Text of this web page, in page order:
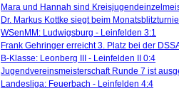
Mara und Hannah sind
Dr. Markus Kottke siegt beim
WSenMM: Ludwigsburg - Leinfelden 3:1
Frank Gehringer erreicht 3. Platz bei der
B-Klasse: Leonberg III - Leinfelden II 0:4
Jugendvereinsmeisterschaft Runde 7 ist
Landesliga: Feuerbach - Leinfelden 4:4